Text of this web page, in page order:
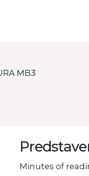
MB3
Minutes of